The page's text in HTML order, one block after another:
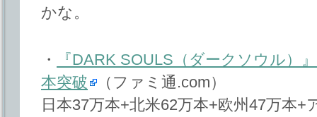
かな。
・
『DARK SOULS（ダークソウル）
本突破
（ファミ通.com）
日本37万本+北米62万本+欧州47万本+